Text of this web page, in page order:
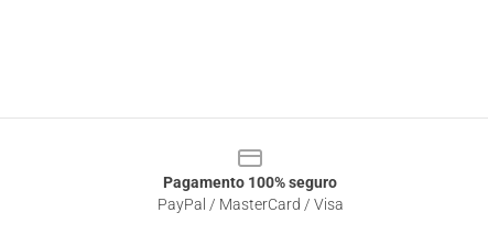
Pagamento 100% seguro
PayPal / MasterCard / Visa